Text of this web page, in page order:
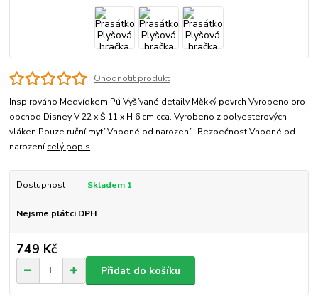
Ohodnotit produkt
Inspirováno Medvídkem Pú Vyšívané detaily Měkký povrch Vyrobeno pro
obchod Disney V 22 x Š 11 x H 6 cm cca. Vyrobeno z polyesterových
vláken Pouze ruční mytí Vhodné od narození Bezpečnost Vhodné od
narozenícelý popis
Dostupnost Skladem 1
Nejsme plátci DPH
749 Kč
Přidat do košíku